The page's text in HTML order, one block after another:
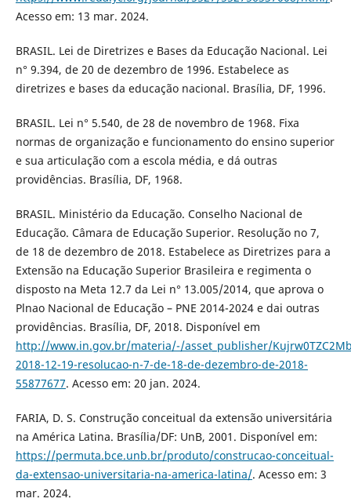
Acesso em: 13 mar. 2024.
BRASIL. Lei de Diretrizes e Bases da Educação Nacional. Lei
n° 9.394, de 20 de dezembro de 1996. Estabelece as
diretrizes e bases da educação nacional. Brasília, DF, 1996.
BRASIL. Lei n° 5.540, de 28 de novembro de 1968. Fixa
normas de organização e funcionamento do ensino superior
e sua articulação com a escola média, e dá outras
providências. Brasília, DF, 1968.
BRASIL. Ministério da Educação. Conselho Nacional de
Educação. Câmara de Educação Superior. Resolução no 7,
de 18 de dezembro de 2018. Estabelece as Diretrizes para a
Extensão na Educação Superior Brasileira e regimenta o
disposto na Meta 12.7 da Lei n° 13.005/2014, que aprova o
Plnao Nacional de Educação – PNE 2014-2024 e dai outras
providências. Brasília, DF, 2018. Disponível em
http://www.in.gov.br/materia/-/asset_publisher/
2018-12-19-resolucao-n-7-de-18-de-dezembro-de-2018-
55877677. Acesso em: 20 jan. 2024.
FARIA, D. S. Construção conceitual da extensão universitária
na América Latina. Brasília/DF: UnB, 2001. Disponível em:
https://permuta.bce.unb.br/produto/construcao-conceitual-
da-extensao-universitaria-na-america-latina/. Acesso em: 3
mar. 2024.